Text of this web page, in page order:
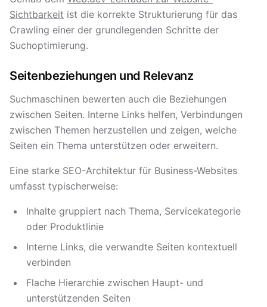
Sichtbarkeit ist die korrekte Strukturierung für das
Crawling einer der grundlegenden Schritte der
Suchoptimierung.
Seitenbeziehungen und Relevanz
Suchmaschinen bewerten auch die Beziehungen
zwischen Seiten. Interne Links helfen, Verbindungen
zwischen Themen herzustellen und zeigen, welche
Seiten ein Thema unterstützen oder erweitern.
Eine starke SEO-Architektur für Business-Websites
umfasst typischerweise:
Inhalte gruppiert nach Thema, Servicekategorie
oder Produktlinie
Interne Links, die verwandte Seiten kontextuell
verbinden
Flache Hierarchie zwischen Haupt- und
unterstützenden Seiten